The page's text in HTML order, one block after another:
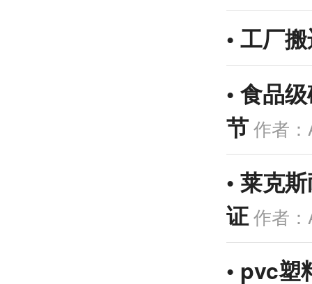
• 工厂
• 食品
节作者
• 莱克
证作者
• pvc塑